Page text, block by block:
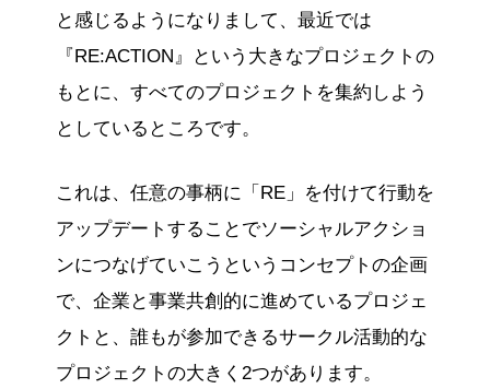
と感じるようになりまして、最近では
『RE:ACTION』という大きなプロジェクトの
もとに、すべてのプロジェクトを集約しよう
としているところです。
これは、任意の事柄に「RE」を付けて行動を
アップデートすることでソーシャルアクショ
ンにつなげていこうというコンセプトの企画
で、企業と事業共創的に進めているプロジェ
クトと、誰もが参加できるサークル活動的な
プロジェクトの大きく2つがあります。